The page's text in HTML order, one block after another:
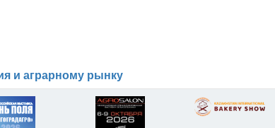
и аграрному рынку